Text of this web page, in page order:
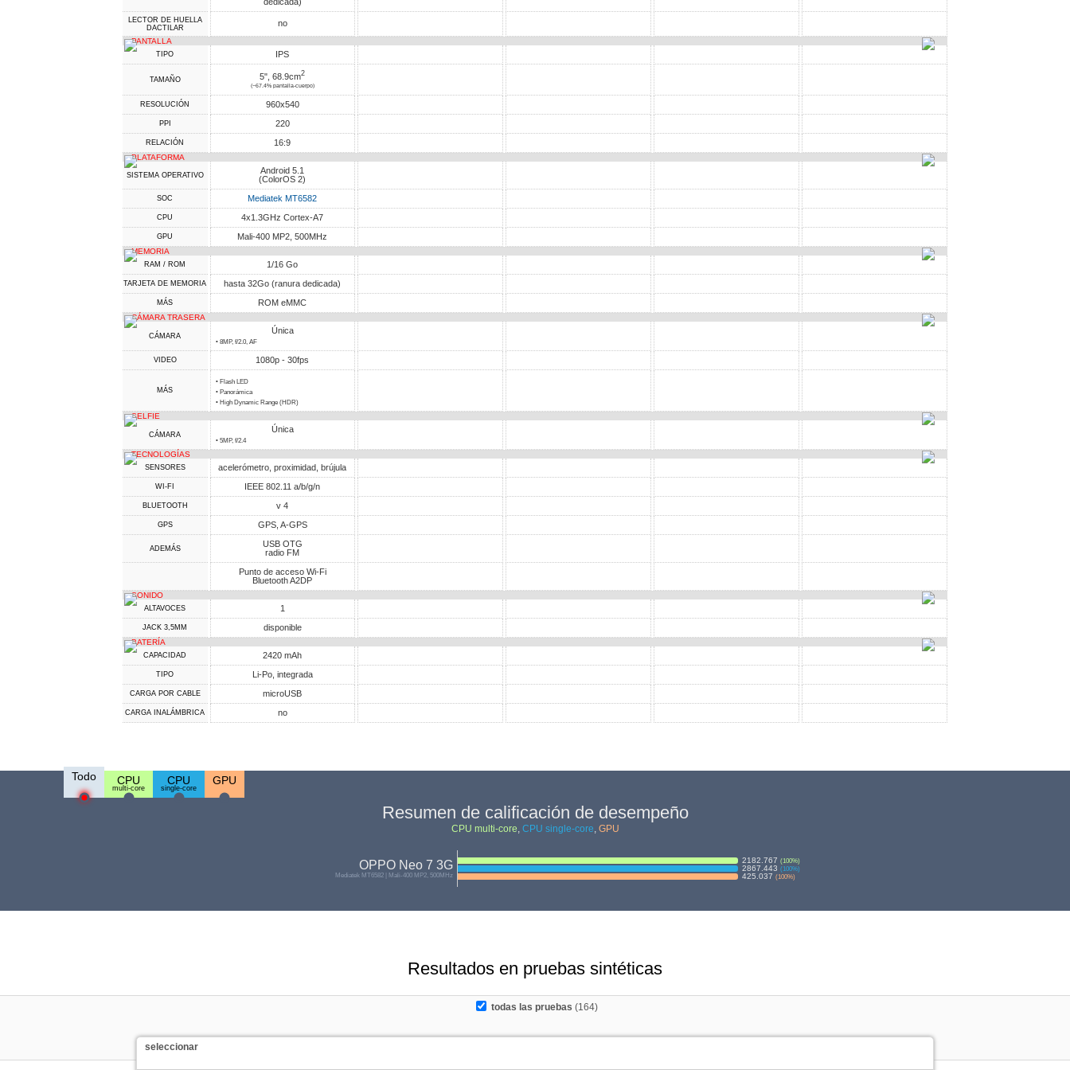
LECTOR DE HUELLA
DACTILAR
no
PANTALLA
TIPO IPS
TAMAÑO 5", 68.9cm2
(~67.4% pantalla-cuerpo)
RESOLUCIÓN 960x540
PPI 220
RELACIÓN 16:9
PLATAFORMA
SISTEMA OPERATIVO
Android 5.1
(ColorOS 2)
SOC Mediatek MT6582
CPU 4x1.3GHz Cortex-A7
GPU Mali-400 MP2, 500MHz
MEMORIA
RAM / ROM 1/16 Go
TARJETA DE MEMORIA hasta 32Go (ranura dedicada)
MÁS ROM eMMC
CÁMARA TRASERA
CÁMARA
Única
• 8MP, f/2.0, AF
VIDEO 1080p - 30fps
MÁS
• Flash LED
• Panorámica
• High Dynamic Range (HDR)
SELFIE
CÁMARA
Única
• 5MP, f/2.4
TECNOLOGÍAS
SENSORES acelerómetro, proximidad, brújula
WI-FI IEEE 802.11 a/b/g/n
BLUETOOTH v 4
GPS GPS, A-GPS
ADEMÁS
USB OTG
radio FM
Punto de acceso Wi-Fi
Bluetooth A2DP
SONIDO
ALTAVOCES 1
JACK 3,5MM disponible
BATERÍA
CAPACIDAD 2420 mAh
TIPO Li-Po, integrada
CARGA POR CABLE microUSB
CARGA INALÁMBRICA no
Todo CPU
multi-core
CPU
single-core
GPU
Resumen de calificación de desempeño
CPU multi-core, CPU single-core, GPU
OPPO Neo 7 3G
Mediatek MT6582 | Mali-400 MP2, 500MHz
2182.767 (100%)
2867.443 (100%)
425.037 (100%)
Resultados en pruebas sintéticas
todas las pruebas (164)
seleccionar